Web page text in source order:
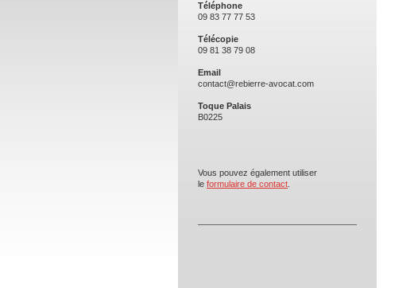
Téléphone
09 83 77 77 53
Télécopie
09 81 38 79 08
Email
contact@rebierre-avocat.com
Toque Palais
B0225
Vous pouvez également utiliser
le formulaire de contact